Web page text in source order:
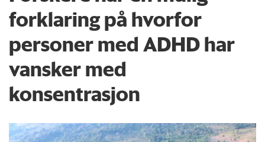
forklaring på hvorfor
personer med ADHD har
vansker med
konsentrasjon